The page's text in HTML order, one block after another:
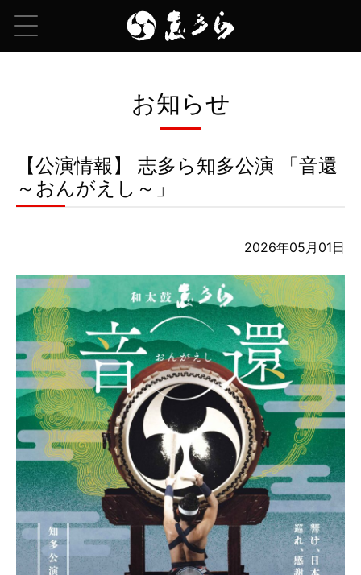
お知らせ
【公演情報】 志多ら知多公演 「音還
～おんがえし～」
2026年05月01日